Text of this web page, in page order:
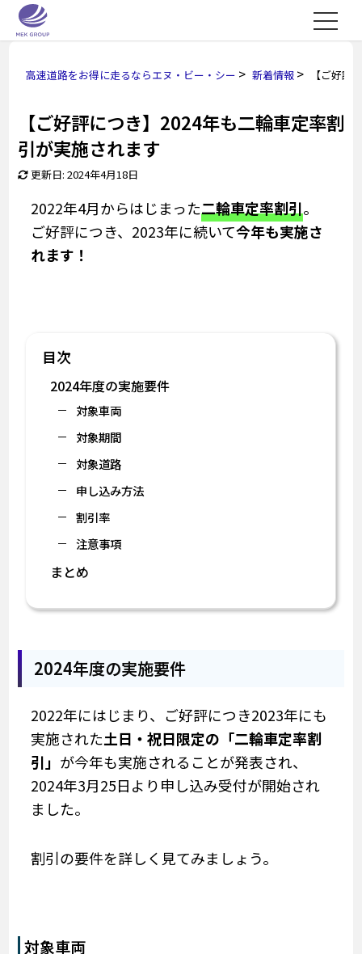
高速道路をお得に走るならエヌ・ビー・シー > 新着情報 > 【ご好評
【ご好評につき】2024年も二輪車定率割
引が実施されます
更新日: 2024年4月18日
2022年4月からはじまった二輪車定率割引。
ご好評につき、2023年に続いて今年も実施さ
れます！
目次
2024年度の実施要件
対象車両
対象期間
対象道路
申し込み方法
割引率
注意事項
まとめ
2024年度の実施要件
2022年にはじまり、ご好評につき2023年にも
実施された土日・祝日限定の「二輪車定率割
引」 が今年も実施されることが発表され、
2024年3月25日より申し込み受付が開始され
ました。
割引の要件を詳しく見てみましょう。
対象車両